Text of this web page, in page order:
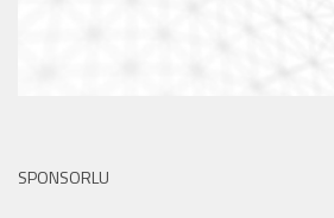
SPONSORLU